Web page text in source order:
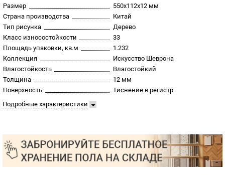
Размер
550х112х12 мм
Страна производства
Китай
Тип рисунка
Дерево
Класс износостойкости
33
Площадь упаковки, кв.м
1.232
Коллекция
Искусство Шеврона
Влагостойкость
Влагостойкий
Толщина
12 мм
Поверхность
Тиснение в регистр
Подробные характеристики